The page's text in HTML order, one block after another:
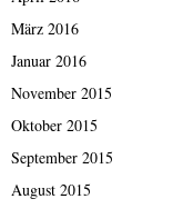
März 2016
Januar 2016
November 2015
Oktober 2015
September 2015
August 2015